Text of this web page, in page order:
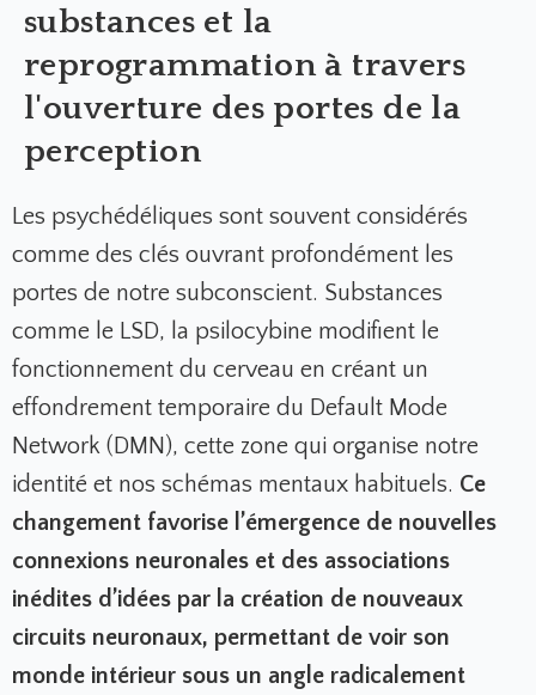
substances et la
reprogrammation à travers
l'ouverture des portes de la
perception
Les psychédéliques sont souvent considérés
comme des clés ouvrant profondément les
portes de notre subconscient. Substances
comme le LSD, la psilocybine modifient le
fonctionnement du cerveau en créant un
effondrement temporaire du Default Mode
Network (DMN), cette zone qui organise notre
identité et nos schémas mentaux habituels. Ce
changement favorise l’émergence de nouvelles
connexions neuronales et des associations
inédites d’idées par la création de nouveaux
circuits neuronaux, permettant de voir son
monde intérieur sous un angle radicalement